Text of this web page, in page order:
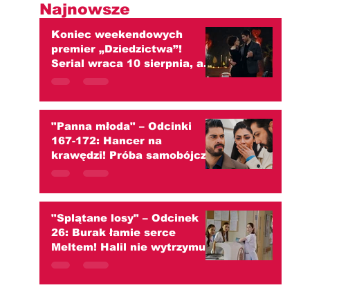
Najnowsze
Koniec weekendowych
premier „Dziedzictwa”!
Serial wraca 10 sierpnia, ale
od września czekają widzów
"Panna młoda" – Odcinki
167-172: Hancer na
krawędzi! Próba samobójcza,
szokujący ślub z Melihem i
"Splątane losy" – Odcinek
26: Burak łamie serce
Meltem! Halil nie wytrzymuje
ciężaru wielkiej tajemnicy